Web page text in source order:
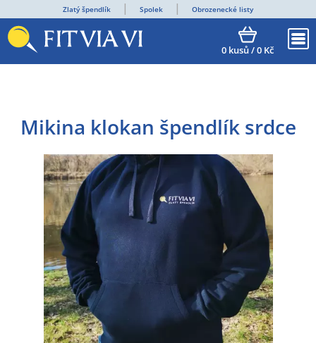
Mikina klokan špendlík srdce
0kusů /0Kč
Zlatý špendlík Spolek Obrozenecké listy